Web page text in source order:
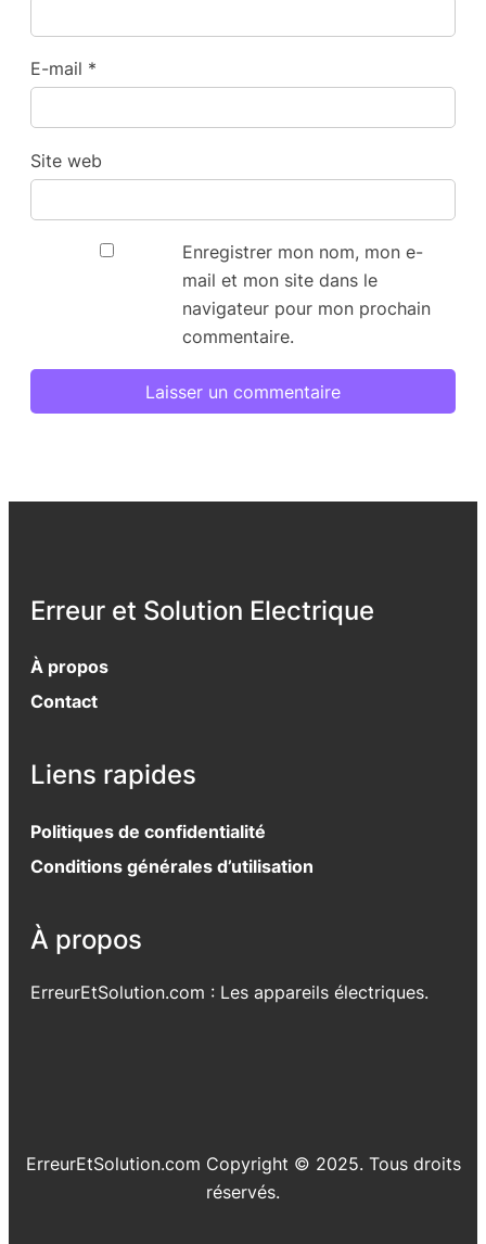
E-mail *
Site web
Enregistrer mon nom, mon e-
mail et mon site dans le
navigateur pour mon prochain
commentaire.
Erreur et Solution Electrique
À propos
Contact
Liens rapides
Politiques de confidentialité
Conditions générales d’utilisation
À propos
ErreurEtSolution.com : Les appareils électriques.
ErreurEtSolution.com Copyright © 2025. Tous droits
réservés.